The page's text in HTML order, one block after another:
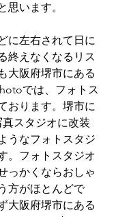
思います。
に左右されて日に
終えなくなるリス
大阪府堺市にある
では、フォトス
おります。堺市に
スタジオに改装
うなフォトスタジ
。フォトスタジオ
っかくならおしゃ
方がほとんどで
大阪府堺市にある